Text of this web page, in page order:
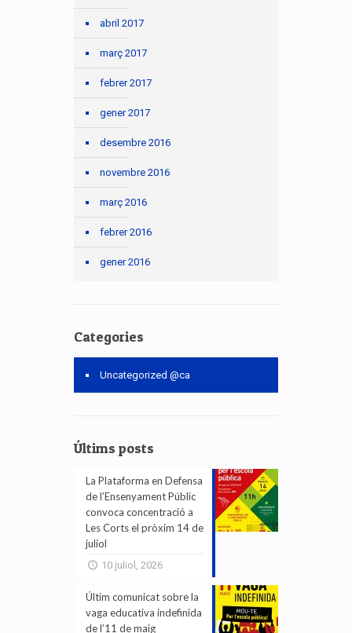
abril 2017
març 2017
febrer 2017
gener 2017
desembre 2016
novembre 2016
març 2016
febrer 2016
gener 2016
Categories
Uncategorized @ca
Últims posts
La Plataforma en Defensa
de l’Ensenyament Públic
convoca concentració a
Les Corts el pròxim 14 de
juliol
10 juliol, 2026
Últim comunicat sobre la
vaga educativa indefinida
de l’11 de maig